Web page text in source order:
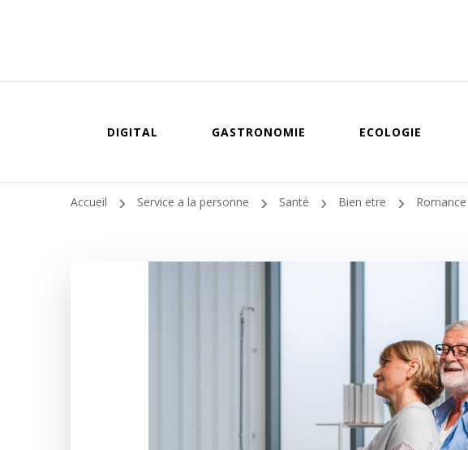
DIGITAL GASTRONOMIE ECOLOGIE
Accueil Service a la personne Santé Bien etre Romance